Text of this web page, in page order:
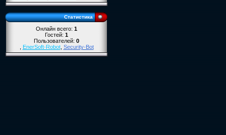
Статистика
Онлайн всего:1
Гостей:1
Пользователей:0
,EnerSoft-Robot,Security-Bot